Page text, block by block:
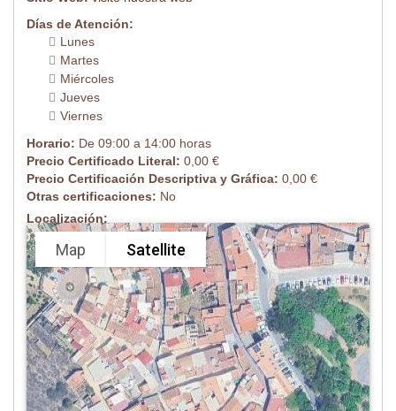
Días de Atención:
Lunes
Martes
Miércoles
Jueves
Viernes
Horario: De 09:00 a 14:00 horas
Precio Certificado Literal: 0,00 €
Precio Certificación Descriptiva y Gráfica: 0,00 €
Otras certificaciones: No
Localización:
Map Satellite